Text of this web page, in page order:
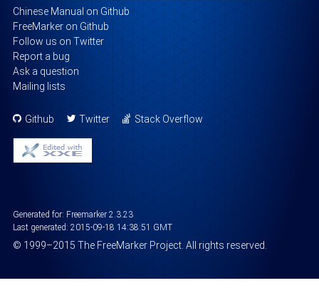
Chinese Manual on Github
FreeMarker on Github
Follow us on Twitter
Report a bug
Ask a question
Mailing lists
Github Twitter Stack Overflow
Generated for: Freemarker 2.3.23
Last generated: 2015-09-18 14:38:51 GMT
© 1999–2015 The FreeMarker Project. All rights reserved.